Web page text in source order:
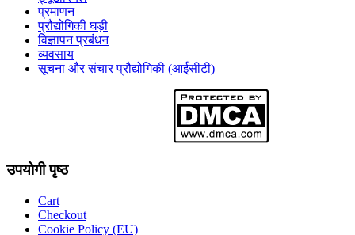
प्रमाणन
प्रौद्योगिकी घड़ी
विज्ञापन प्रबंधन
व्यवसाय
सूचना और संचार प्रौद्योगिकी (आईसीटी)
उपयोगी पृष्ठ
Cart
Checkout
Cookie Policy (EU)